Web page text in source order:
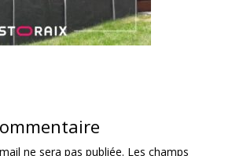
ne sera pas publiée. Les champs